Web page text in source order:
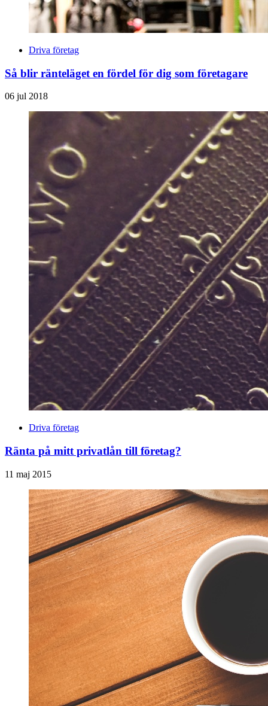
Driva företag
Så blir ränteläget en fördel för dig som företagare
06 jul 2018
Driva företag
Ränta på mitt privatlån till företag?
11 maj 2015